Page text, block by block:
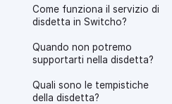
Come funziona il servizio di
disdetta in Switcho?
Quando non potremo
supportarti nella disdetta?
Quali sono le tempistiche
della disdetta?